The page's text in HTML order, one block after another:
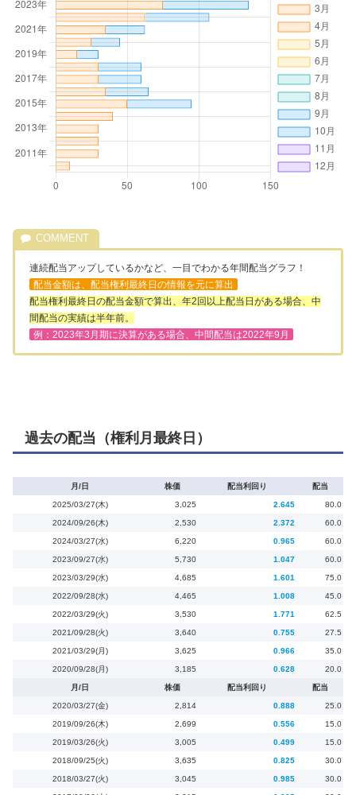
連続配当アップしているかなど、一目でわかる年間配当グラフ！
配当金額は、配当権利最終日の情報を元に算出
配当権利最終日の配当金額で算出、年2回以上配当日がある場合、中
間配当の実績は半年前。
例：2023年3月期に決算がある場合、中間配当は2022年9月
過去の配当（権利月最終日）
月/日 株価 配当利回り 配当
2025/03/27(木) 3,025 2.645 80.0
2024/09/26(木) 2,530 2.372 60.0
2024/03/27(水) 6,220 0.965 60.0
2023/09/27(水) 5,730 1.047 60.0
2023/03/29(水) 4,685 1.601 75.0
2022/09/28(水) 4,465 1.008 45.0
2022/03/29(火) 3,530 1.771 62.5
2021/09/28(火) 3,640 0.755 27.5
2021/03/29(月) 3,625 0.966 35.0
2020/09/28(月) 3,185 0.628 20.0
月/日 株価 配当利回り 配当
2020/03/27(金) 2,814 0.888 25.0
2019/09/26(木) 2,699 0.556 15.0
2019/03/26(火) 3,005 0.499 15.0
2018/09/25(火) 3,635 0.825 30.0
2018/03/27(火) 3,045 0.985 30.0